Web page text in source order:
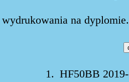
wydrukowania na
1. HF50BB